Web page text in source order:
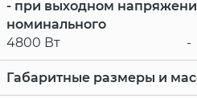
- при выходном
номинального
4800 Вт
-
Габаритные размеры и